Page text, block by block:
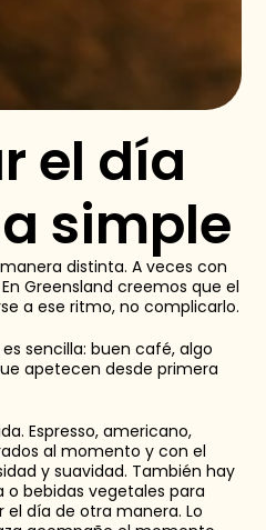
el día
simple
distinta. A veces con
Greensland creemos que el
a ese ritmo, no complicarlo.
sencilla: buen café, algo
apetecen desde primera
Espresso, americano,
al momento y con el
y suavidad. También hay
bebidas vegetales para
día de otra manera. Lo